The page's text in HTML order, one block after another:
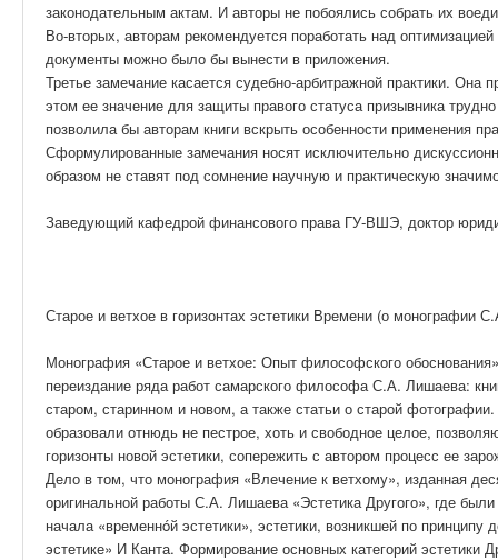
законодательным актам. И авторы не побоялись собрать их
Во-вторых, авторам рекомендуется поработать над
документы можно было бы вынести в приложения.
Третье замечание касается судебно-арбитражной практики. Она
этом ее значение для защиты правого статуса призывника
позволила бы авторам книги вскрыть особенности применения
Сформулированные замечания носят исключительно
образом не ставят под сомнение научную и практическую
Заведующий кафедрой финансового права ГУ-ВШЭ, доктор
Старое и ветхое в горизонтах эстетики Времени (о монографии
Монография «Старое и ветхое: Опыт философского
переиздание ряда работ самарского философа С.А. Лишаева:
старом, старинном и новом, а также статьи о старой
образовали отнюдь не пестрое, хоть и свободное целое,
горизонты новой эстетики, сопережить с автором процесс ее
Дело в том, что монография «Влечение к ветхому», изданная
оригинальной работы С.А. Лишаева «Эстетика Другого», где
начала «временнόй эстетики», эстетики, возникшей по принципу
эстетике» И Канта. Формирование основных категорий эстетики